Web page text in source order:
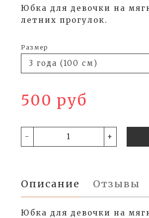
Юбка для девочки на
летних прогулок.
Размер
500 руб
- +
Описание Отзывы
Юбка для девочки на